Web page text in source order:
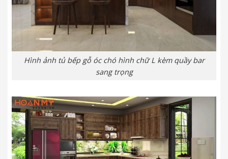
Hình ảnh tủ bếp gỗ óc chó hình chữ L kèm quầy bar
sang trọng